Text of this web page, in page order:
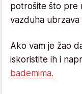
potrošite što pre
vazduha
Ako vam je žao
iskoristite ih i
bademima.